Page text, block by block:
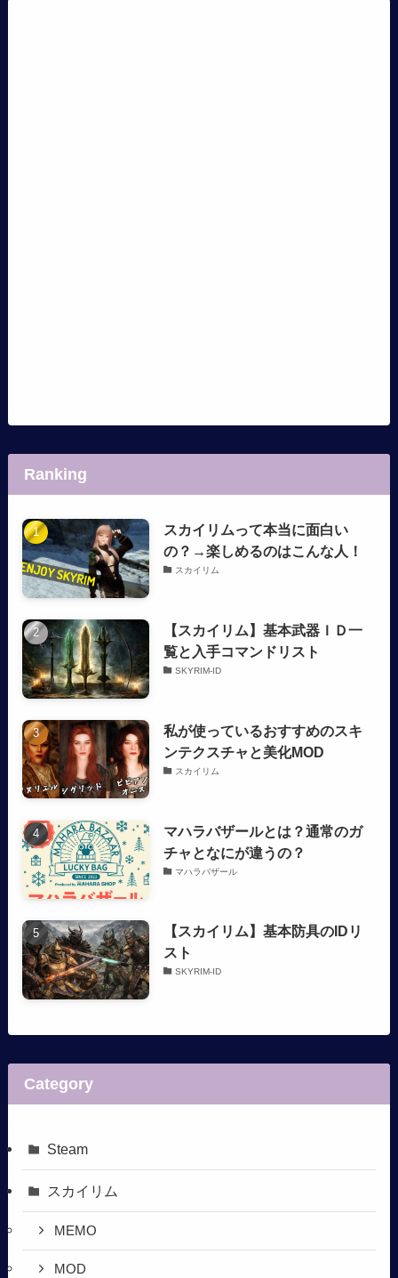
Ranking
スカイリムって本当に面白い
の？→楽しめるのはこんな人！
スカイリム
【スカイリム】基本武器ＩＤ一
覧と入手コマンドリスト
SKYRIM-ID
私が使っているおすすめのスキ
ンテクスチャと美化MOD
スカイリム
マハラバザールとは？通常のガ
チャとなにが違うの？
マハラバザール
【スカイリム】基本防具のIDリ
スト
SKYRIM-ID
Category
Steam
スカイリム
MEMO
MOD